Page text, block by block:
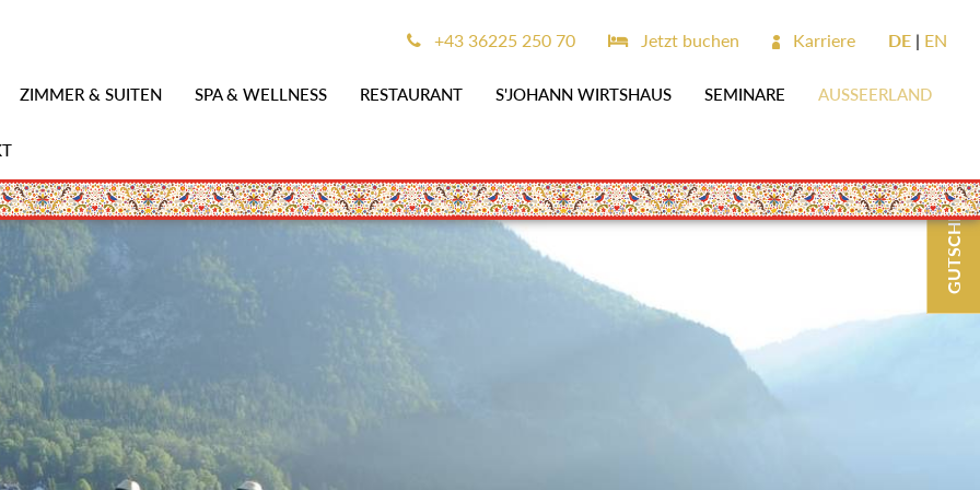
ZIMMER & SUITEN SPA & WELLNESS RESTAURANT S'JOHANN WIRTSHAUS SEMINARE AUSSEERLAND
+43 36225 250 70 Jetzt buchen Karriere DE EN
GUTSCHEINE